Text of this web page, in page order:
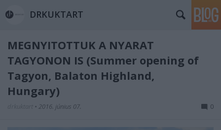
DRKUKTART
MEGNYITOTTUK A NYARAT
TAGYONON IS (Summer opening of
Tagyon, Balaton Highland,
Hungary)
• 2016. június 07. 0